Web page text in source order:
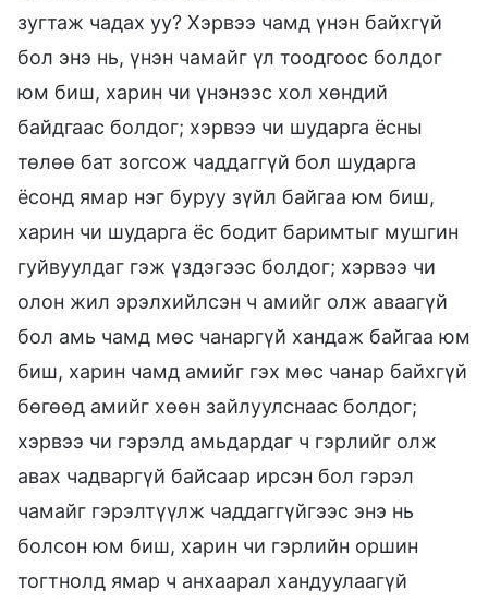
зугтаж чадах уу? Хэрвээ чамд үнэн байхгүй
бол энэ нь, үнэн чамайг үл тоодгоос болдог
юм биш, харин чи үнэнээс хол хөндий
байдгаас болдог; хэрвээ чи шударга ёсны
төлөө бат зогсож чаддаггүй бол шударга
ёсонд ямар нэг буруу зүйл байгаа юм биш,
харин чи шударга ёс бодит баримтыг мушгин
гуйвуулдаг гэж үздэгээс болдог; хэрвээ чи
олон жил эрэлхийлсэн ч амийг олж аваагүй
бол амь чамд мөс чанаргүй хандаж байгаа юм
биш, харин чамд амийг гэх мөс чанар байхгүй
бөгөөд амийг хөөн зайлуулснаас болдог;
хэрвээ чи гэрэлд амьдардаг ч гэрлийг олж
авах чадваргүй байсаар ирсэн бол гэрэл
чамайг гэрэлтүүлж чаддаггүйгээс энэ нь
болсон юм биш, харин чи гэрлийн оршин
тогтнолд ямар ч анхаарал хандуулаагүй